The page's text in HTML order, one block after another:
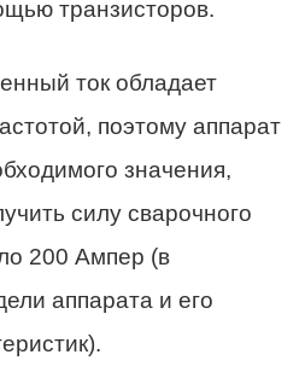
транзисторов.
ток обладает
поэтому аппарат
значения,
силу сварочного
200 Ампер (в
аппарата и его